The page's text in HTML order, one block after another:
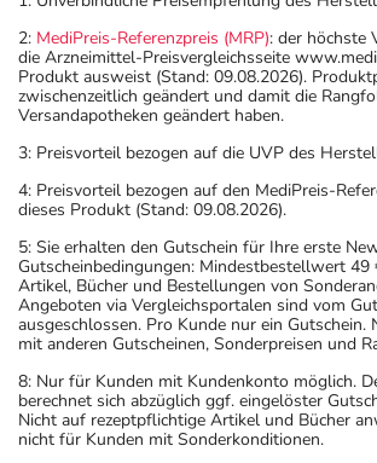
2: MediPreis-Referenzpreis (MRP): der höchste
die Arzneimittel-Preisvergleichsseite
Produkt ausweist (Stand: 09.08.2026).
zwischenzeitlich geändert und damit die
Versandapotheken geändert haben.
3: Preisvorteil bezogen auf die UVP des
4: Preisvorteil bezogen auf den MediPreis-
dieses Produkt (Stand: 09.08.2026).
5: Sie erhalten den Gutschein für Ihre erste
Gutscheinbedingungen: Mindestbestellwert 49
Artikel, Bücher und Bestellungen von
Angeboten via Vergleichsportalen sind vom
ausgeschlossen. Pro Kunde nur ein Gutschein.
mit anderen Gutscheinen, Sonderpreisen und
8: Nur für Kunden mit Kundenkonto möglich.
berechnet sich abzüglich ggf. eingelöster
Nicht auf rezeptpflichtige Artikel und Bücher
nicht für Kunden mit Sonderkonditionen.